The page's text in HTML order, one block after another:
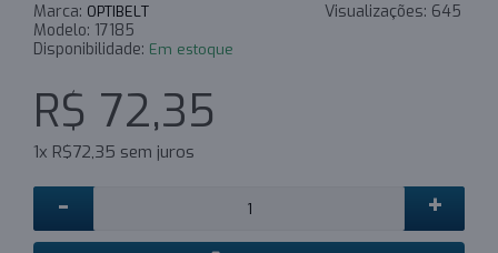
Visualizações: 645
Marca: OPTIBELT
Modelo: 17185
Disponibilidade: Em estoque
R$ 72,35
1x R$72,35 sem juros
- +